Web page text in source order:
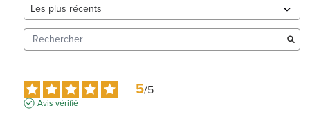
5/5
Avis vérifié